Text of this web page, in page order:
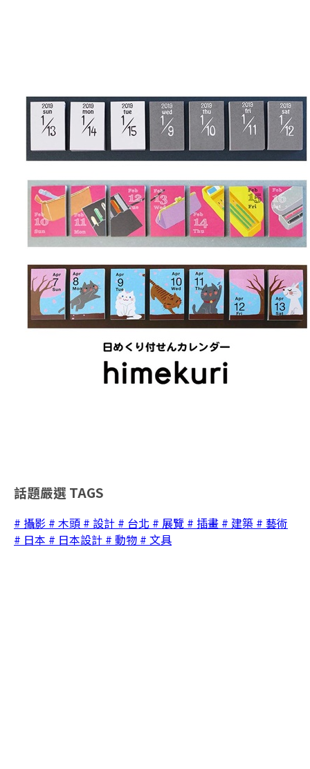
話題嚴選 TAGS
# 攝影 # 木頭 # 設計 # 台北 # 展覽 # 插畫 # 建築 # 藝術
# 日本 # 日本設計 # 動物 # 文具